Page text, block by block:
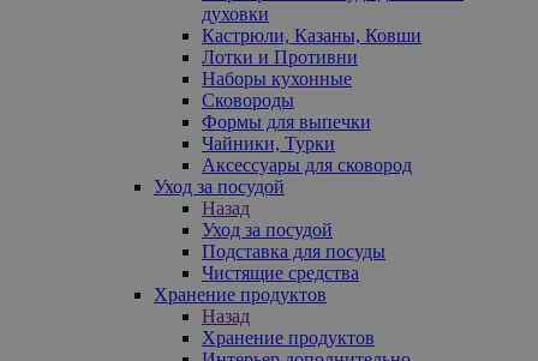
духовки
Кастрюли, Казаны, Ковши
Лотки и Противни
Наборы кухонные
Сковороды
Формы для выпечки
Чайники, Турки
Аксессуары для сковород
Уход за посудой
Назад
Уход за посудой
Подставка для посуды
Чистящие средства
Хранение продуктов
Назад
Хранение продуктов